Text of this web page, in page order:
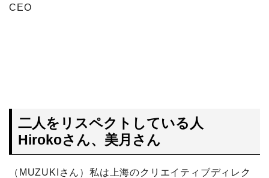
CEO
二人をリスペクトしている人
Hirokoさん、美月さん
（MUZUKIさん）私は上海のクリエイティブディレク